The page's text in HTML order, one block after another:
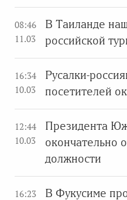
08:46
11.03
В Таиланде
российской
16:34
10.03
Русалки-
посетителей
12:44
10.03
Президента
окончательно
должности
16:23
В Фукусиме